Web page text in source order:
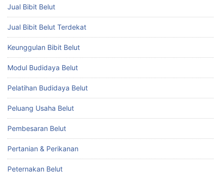
Jual Bibit Belut
Jual Bibit Belut Terdekat
Keunggulan Bibit Belut
Modul Budidaya Belut
Pelatihan Budidaya Belut
Peluang Usaha Belut
Pembesaran Belut
Pertanian & Perikanan
Peternakan Belut